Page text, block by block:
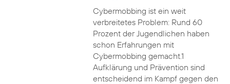
Cybermobbing ist ein weit
verbreitetes Problem: Rund 60
Prozent der Jugendlichen haben
schon Erfahrungen mit
Cybermobbing gemacht.1
Aufklärung und Prävention sind
entscheidend im Kampf gegen den